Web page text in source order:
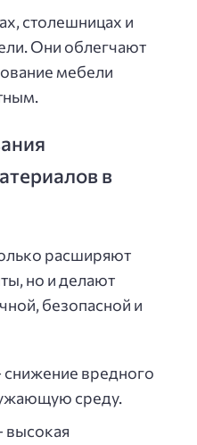
столешницах и
Они облегчают
мебели
в
расширяют
но и делают
безопасной и
вредного
среду.
высокая